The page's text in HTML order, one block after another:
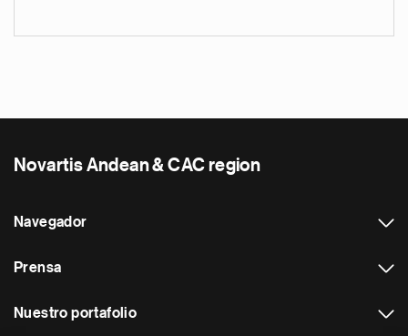
Novartis Andean & CAC region
Navegador
Prensa
Nuestro portafolio